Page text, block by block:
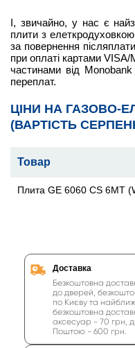
І, звичайно, у нас є
плити з
за повернення
при оплаті картами
частинами від
переплат.
ЦІНИ НА ГАЗОВО-
(ВАРТІСТЬ
Товар
Плита GE 6060 CS 6MT
Доставка
Безкоштовна
до дверей,
по Києву та
безкоштовна
аксесуар - 70 грн,
Поштою - 600 грн.